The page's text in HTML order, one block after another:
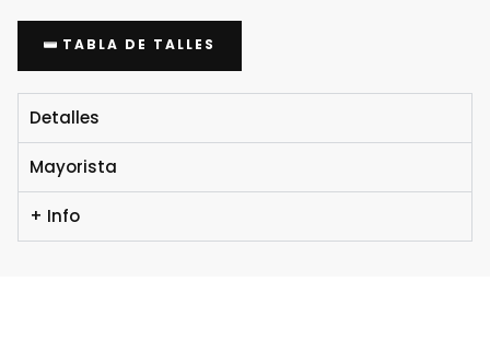
TABLA DE TALLES
Detalles
Mayorista
+ Info